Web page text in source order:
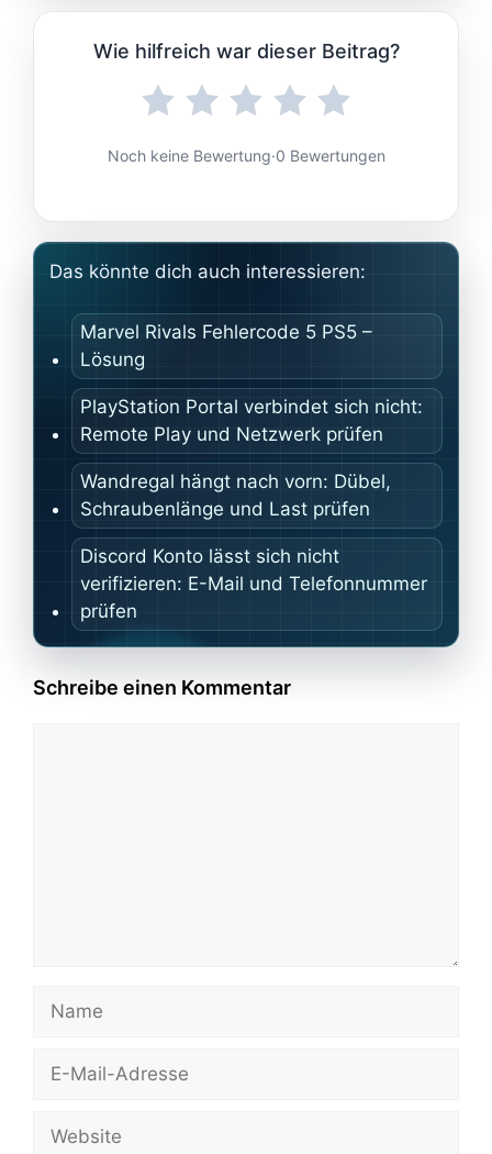
Wie hilfreich war dieser Beitrag?
Noch keine Bewertung·0 Bewertungen
Das könnte dich auch interessieren:
Marvel Rivals Fehlercode 5 PS5 –
Lösung
PlayStation Portal verbindet sich nicht:
Remote Play und Netzwerk prüfen
Wandregal hängt nach vorn: Dübel,
Schraubenlänge und Last prüfen
Discord Konto lässt sich nicht
verifizieren: E-Mail und Telefonnummer
prüfen
Schreibe einen Kommentar
Mail-